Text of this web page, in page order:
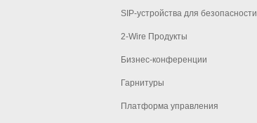
SIP-устройства для безопасности
2-Wire Продукты
Бизнес-конференции
Гарнитуры
Платформа управления